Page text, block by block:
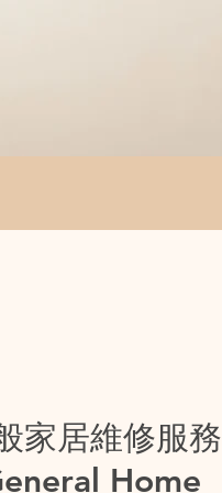
家居維修服務
Home